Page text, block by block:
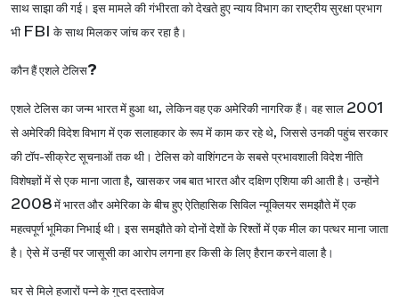
साथ साझा की गई। इस मामले की गंभीरता को देखते हुए न्याय विभाग का राष्ट्रीय सुरक्षा प्रभाग
भी FBIके साथ मिलकर जांच कर रहा है।
कौन हैं एशले टेलिस?
एशले टेलिस का जन्म भारत में हुआ था,लेकिन वह एक अमेरिकी नागरिक हैं। वह साल 2001
से अमेरिकी विदेश विभाग में एक सलाहकार के रूप में काम कर रहे थे,जिससे उनकी पहुंच सरकार
की टॉप-सीक्रेट सूचनाओं तक थी। टेलिस को वाशिंगटन के सबसे प्रभावशाली विदेश नीति
विशेषज्ञों में से एक माना जाता है,खासकर जब बात भारत और दक्षिण एशिया की आती है। उन्होंने
2008में भारत और अमेरिका के बीच हुए ऐतिहासिक सिविल न्यूक्लियर समझौते में एक
महत्वपूर्ण भूमिका निभाई थी। इस समझौते को दोनों देशों के रिश्तों में एक मील का पत्थर माना जाता
है। ऐसे में उन्हीं पर जासूसी का आरोप लगना हर किसी के लिए हैरान करने वाला है।
घर से मिले हजारों पन्ने के गुप्त दस्तावेज